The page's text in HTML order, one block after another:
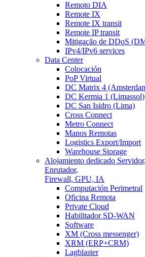
Remoto DIA
Remote IX
Remote IX transit
Remote IP transit
Mitigação de DDoS
IPv4/IPv6 services
Data Center
Colocación
PoP Virtual
DC Matrix 4
DC Kermia 1 (Limassol)
DC San Isidro (Lima)
Cross Connect
Metro Connect
Manos Remotas
Logistics Export/Import
Warehouse Storage
Alojamiento dedicado
Enrutador,
Firewall, GPU, IA
Computación Perimetral
Oficina Remota
Private Cloud
Habilitador SD-WAN
Software
XM (Cross messenger)
XRM (ERP+CRM)
Lagblaster